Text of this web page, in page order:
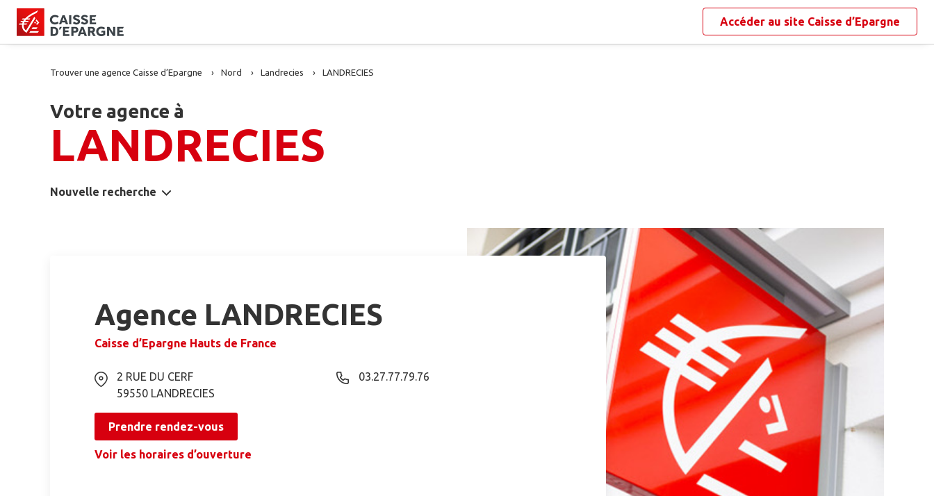
Accéder au site Caisse d’Epargne
Trouver une agence Caisse d’Epargne Nord Landrecies LANDRECIES
Votre agence à
LANDRECIES
Nouvelle recherche
Agence LANDRECIES
Caisse d’Epargne Hauts de France
2 RUE DU CERF
59550 LANDRECIES
03.27.77.79.76
Prendre rendez-vous
Voir les horaires d’ouverture